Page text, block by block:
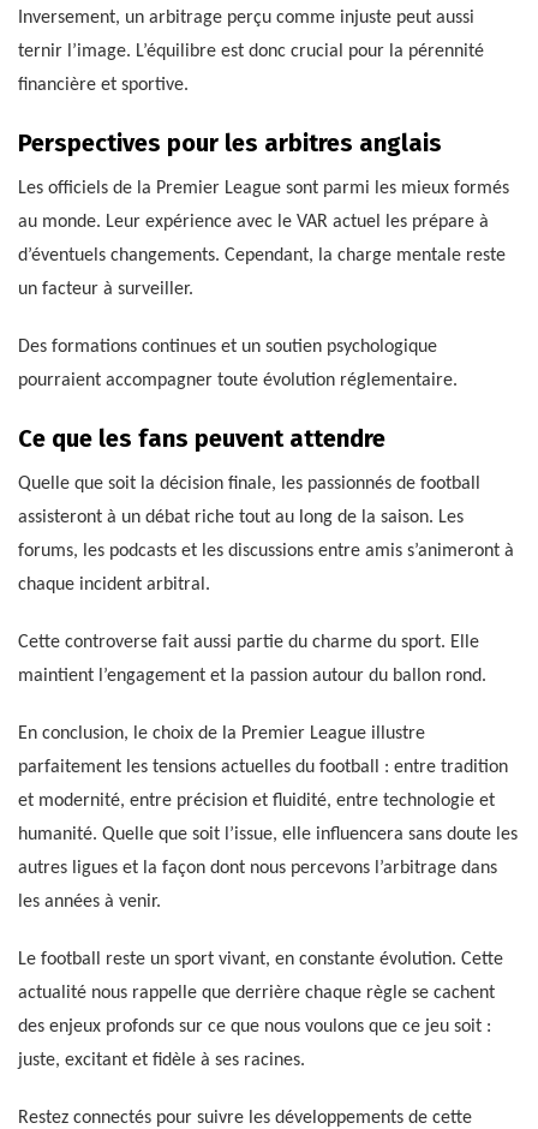
Inversement, un arbitrage perçu comme injuste peut aussi
ternir l’image. L’équilibre est donc crucial pour la pérennité
financière et sportive.
Perspectives pour les arbitres anglais
Les officiels de la Premier League sont parmi les mieux formés
au monde. Leur expérience avec le VAR actuel les prépare à
d’éventuels changements. Cependant, la charge mentale reste
un facteur à surveiller.
Des formations continues et un soutien psychologique
pourraient accompagner toute évolution réglementaire.
Ce que les fans peuvent attendre
Quelle que soit la décision finale, les passionnés de football
assisteront à un débat riche tout au long de la saison. Les
forums, les podcasts et les discussions entre amis s’animeront à
chaque incident arbitral.
Cette controverse fait aussi partie du charme du sport. Elle
maintient l’engagement et la passion autour du ballon rond.
En conclusion, le choix de la Premier League illustre
parfaitement les tensions actuelles du football : entre tradition
et modernité, entre précision et fluidité, entre technologie et
humanité. Quelle que soit l’issue, elle influencera sans doute les
autres ligues et la façon dont nous percevons l’arbitrage dans
les années à venir.
Le football reste un sport vivant, en constante évolution. Cette
actualité nous rappelle que derrière chaque règle se cachent
des enjeux profonds sur ce que nous voulons que ce jeu soit :
juste, excitant et fidèle à ses racines.
Restez connectés pour suivre les développements de cette